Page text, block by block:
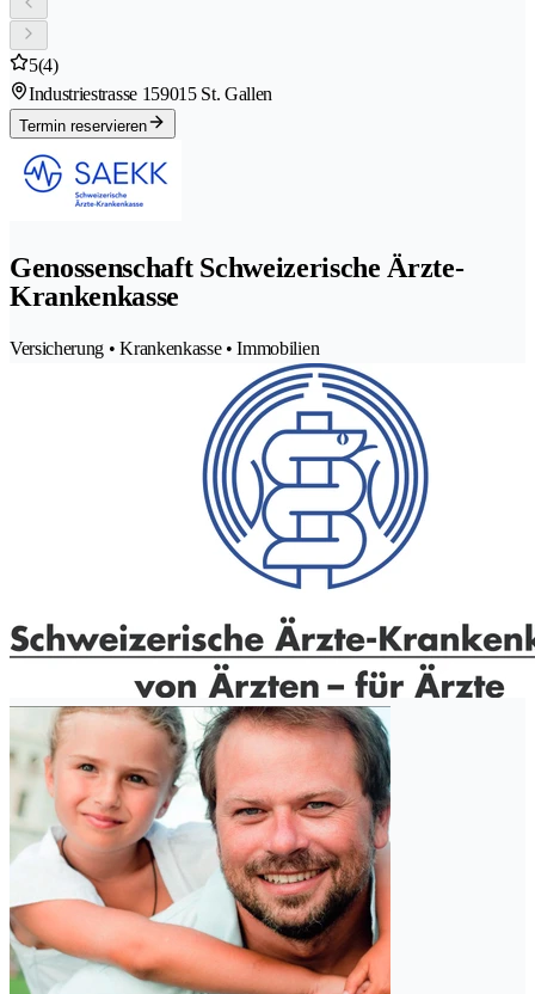
5(4)
Industriestrasse 159015 St. Gallen
Termin reservieren
Genossenschaft Schweizerische Ärzte-
Krankenkasse
Versicherung • Krankenkasse • Immobilien